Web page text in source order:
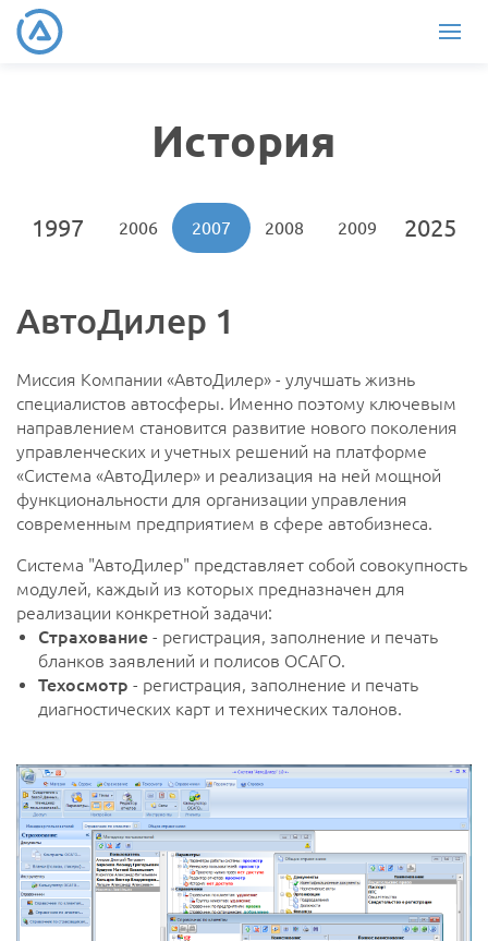
История
1997
2005 2006 2007 2008 2009 2010
2025
АвтоДилер 1
Миссия Компании «АвтоДилер» - улучшать жизнь
специалистов автосферы. Именно поэтому ключевым
направлением становится развитие нового поколения
управленческих и учетных решений на платформе
«Система «АвтоДилер» и реализация на ней мощной
функциональности для организации управления
современным предприятием в сфере автобизнеса.
Система "АвтоДилер" представляет собой совокупность
модулей, каждый из которых предназначен для
реализации конкретной задачи:
Страхование - регистрация, заполнение и печать
бланков заявлений и полисов ОСАГО.
Техосмотр - регистрация, заполнение и печать
диагностических карт и технических талонов.